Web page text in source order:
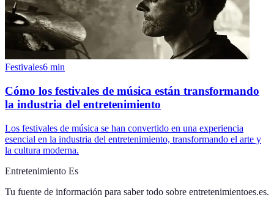
Festivales6 min
Cómo los festivales de música están transformando
la industria del entretenimiento
Los festivales de música se han convertido en una experiencia
esencial en la industria del entretenimiento, transformando el arte y
la cultura moderna.
Entretenimiento Es
Tu fuente de información para saber todo sobre entretenimientoes.es.